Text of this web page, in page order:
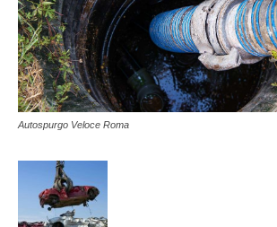
Autospurgo Veloce Roma